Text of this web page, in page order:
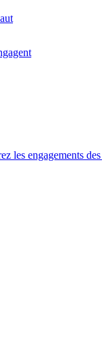
les engagements